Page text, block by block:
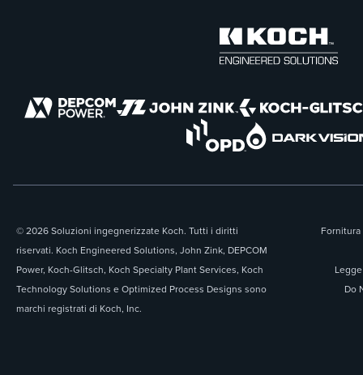
© 2026 Soluzioni ingegnerizzate Koch. Tutti i diritti
riservati. Koch Engineered Solutions, John Zink, DEPCOM
Power, Koch-Glitsch, Koch Specialty Plant Services, Koch
Technology Solutions e Optimized Process Designs sono
marchi registrati di Koch, Inc.
Do